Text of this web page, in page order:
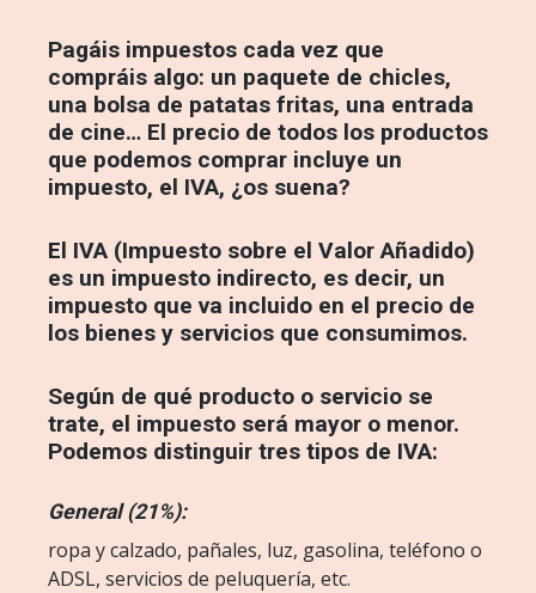
Pagáis impuestos cada vez que
compráis algo: un paquete de chicles,
una bolsa de patatas fritas, una entrada
de cine… El precio de todos los productos
que podemos comprar incluye un
impuesto, el IVA, ¿os suena?
El IVA (Impuesto sobre el Valor Añadido)
es un impuesto indirecto, es decir, un
impuesto que va incluido en el precio de
los bienes y servicios que consumimos.
Según de qué producto o servicio se
trate, el impuesto será mayor o menor.
Podemos distinguir tres tipos de IVA:
General (21%):
ropa y calzado, pañales, luz, gasolina, teléfono o
ADSL, servicios de peluquería, etc.